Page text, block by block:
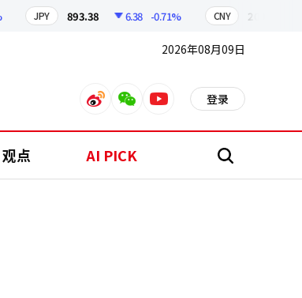
JPY 893.38 6.38 -0.71% CNY 209.17
2026年08月09日
weiboweixinyoutube 登录
观点 AI PICK 搜